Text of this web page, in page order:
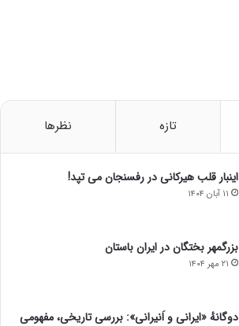
تازه نظرها
اینبار قلب هیرکانی در رفسنجان می تپد!
۱۱ آبان ۱۴۰۴
بزرگمهر بختگان در ایران باستان
۲۱ مهر ۱۴۰۴
دوگانهٔ «ایرانی و اَنیرانی»: بررسی تاریخی، مفهومی